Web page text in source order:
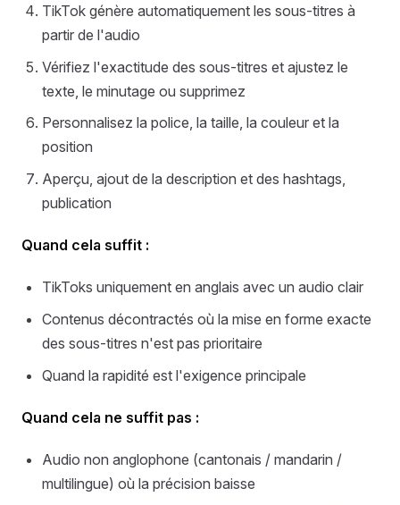
TikTok génère automatiquement les sous-titres à
partir de l'audio
Vérifiez l'exactitude des sous-titres et ajustez le
texte, le minutage ou supprimez
Personnalisez la police, la taille, la couleur et la
position
Aperçu, ajout de la description et des hashtags,
publication
Quand cela suffit :
TikToks uniquement en anglais avec un audio clair
Contenus décontractés où la mise en forme exacte
des sous-titres n'est pas prioritaire
Quand la rapidité est l'exigence principale
Quand cela ne suffit pas :
Audio non anglophone (cantonais / mandarin /
multilingue) où la précision baisse